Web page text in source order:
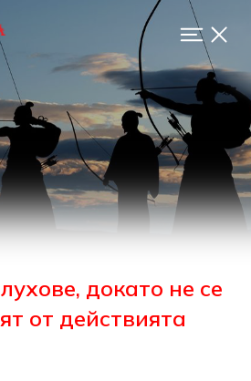
докато не се
от действията